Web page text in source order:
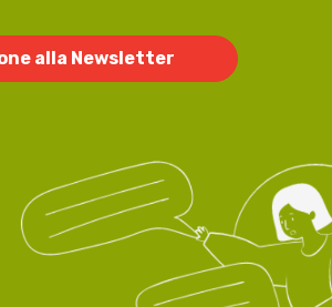
alla Newsletter